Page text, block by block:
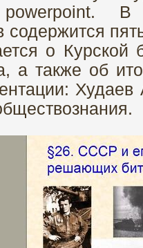
В
содержится
о
а также об